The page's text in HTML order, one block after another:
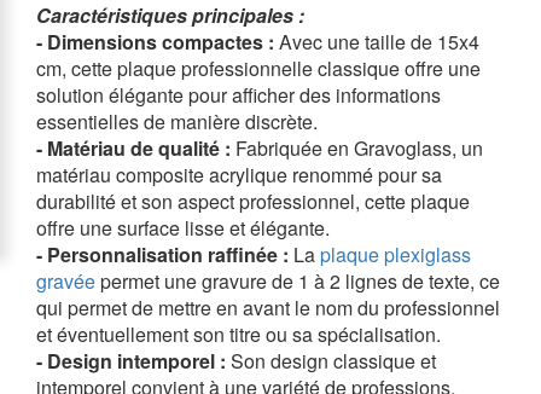
Caractéristiques principales :
- Dimensions compactes : Avec une taille de 15x4
cm, cette plaque professionnelle classique offre une
solution élégante pour afficher des informations
essentielles de manière discrète.
- Matériau de qualité : Fabriquée en Gravoglass, un
matériau composite acrylique renommé pour sa
durabilité et son aspect professionnel, cette plaque
offre une surface lisse et élégante.
- Personnalisation raffinée : Laplaque plexiglass
gravéepermet une gravure de 1 à 2 lignes de texte, ce
qui permet de mettre en avant le nom du professionnel
et éventuellement son titre ou sa spécialisation.
- Design intemporel : Son design classique et
intemporel convient à une variété de professions,